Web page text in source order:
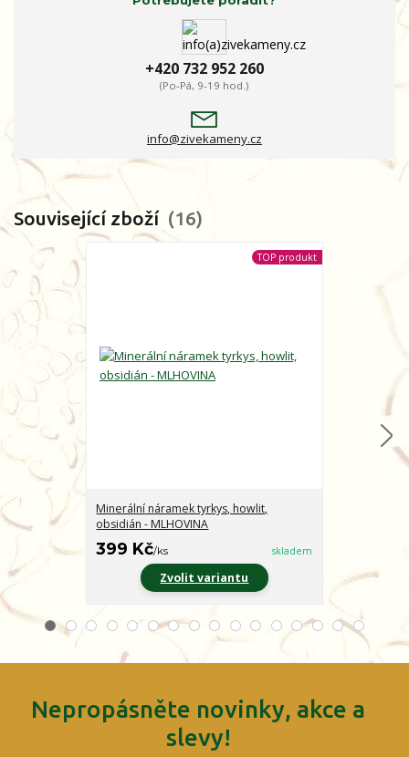
+420 732 952 260
(Po-Pá, 9-19 hod.)
info@zivekameny.cz
Související zboží 16
TOP produkt
Minerální náramek tyrkys, howlit,
obsidián - MLHOVINA
399 Kč/ks skladem
Zvolit variantu
Nepropásněte novinky, akce a
slevy!